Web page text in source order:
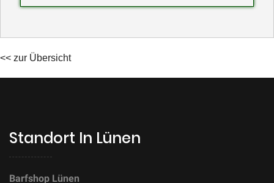
<< zur Übersicht
Standort In Lünen
Barfshop Lünen